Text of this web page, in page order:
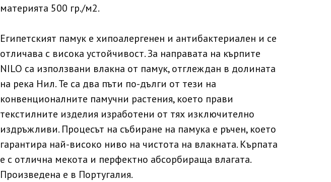
материята 500 гр./м2.
Египетският памук е хипоалергенен и антибактериален и се
отличава с висока устойчивост. За направата на кърпите
NILO са използвани влакна от памук, отглеждан в долината
на река Нил. Те са два пъти по-дълги от тези на
конвенционалните памучни растения, което прави
текстилните изделия изработени от тях изключително
издръжливи. Процесът на събиране на памука е ръчен, което
гарантира най-високо ниво на чистота на влакната. Кърпата
е с отлична мекота и перфектно абсорбираща влагата.
Произведена е в Португалия.